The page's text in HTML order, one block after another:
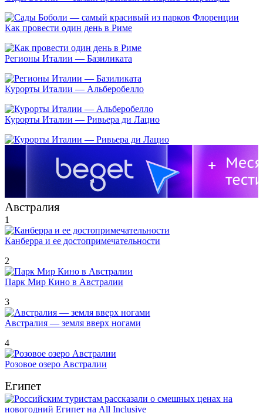
Как провести один день в Риме
Регионы Италии — Базиликата
Курорты Италии — Альберобелло
Курорты Италии — Ривьера ди Лацио
Австралия
1
Канберра и ее достопримечательности
2
Парк Мир Кино в Австралии
3
Австралия — земля вверх ногами
4
Розовое озеро Австралии
Египет